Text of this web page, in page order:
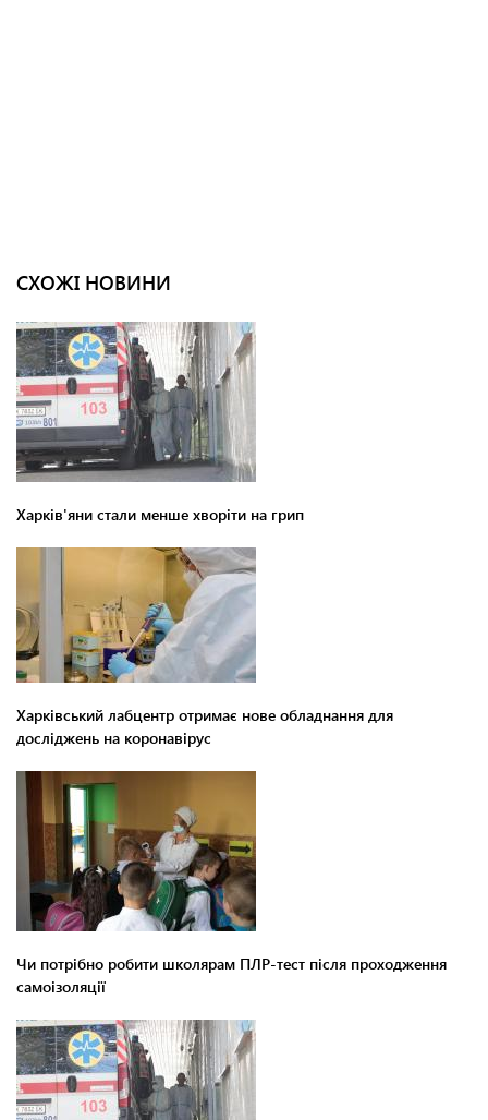
СХОЖІ НОВИНИ
Харків'яни стали менше хворіти на грип
Харківський лабцентр отримає нове обладнання для
досліджень на коронавірус
Чи потрібно робити школярам ПЛР-тест після проходження
самоізоляції